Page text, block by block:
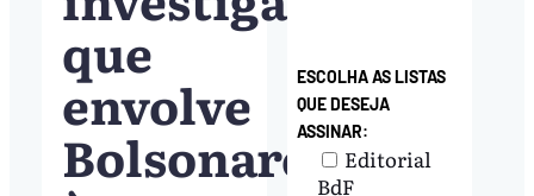
que
envolve
Bolsonaro
ESCOLHA AS LISTAS
QUE DESEJA
ASSINAR:
Editorial
BdF